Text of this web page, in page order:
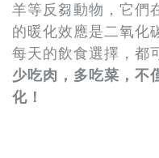
羊等反芻動物，它們
的暖化效應是二氧化
每天的飲食選擇，都
少吃肉，多吃菜，不
化！